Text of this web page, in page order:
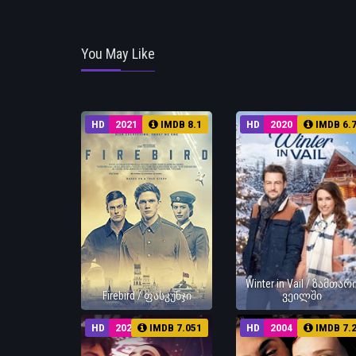
You May Like
HD 2021 IMDB 8.1
Firebird / ფასკუნჯი
HD 2020 IMDB 6.7
Winter in Vail /
ვეილში
HD 2024 IMDB 7.051 HD 2004 IMDB 7.2